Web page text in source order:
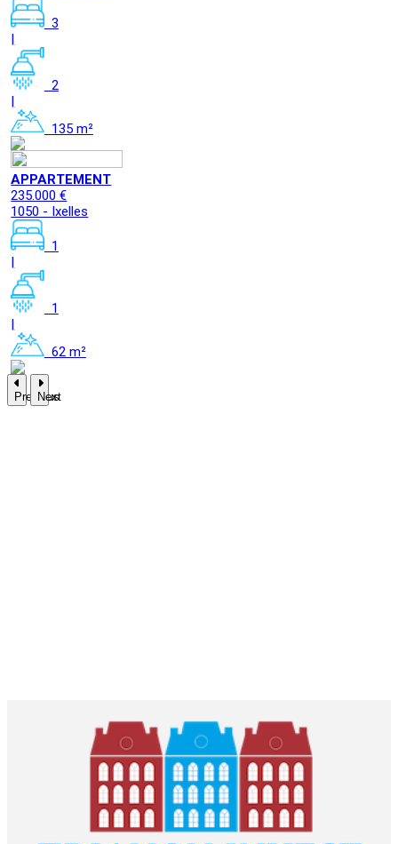
3
|
2
|
135 m²
APPARTEMENT
235.000 €
1050 - Ixelles
1
1
|
62 m²
Previous
Next